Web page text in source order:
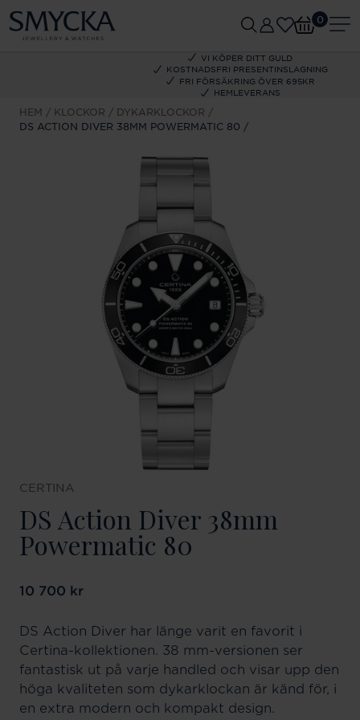
VI KÖPER DITT GULD
KOSTNADSFRI PRESENTINSLAGNING
FRI FÖRSÄKRING ÖVER 695KR
HEMLEVERANS
0
HEM KLOCKOR
DYKARKLOCKOR
DS ACTION DIVER 38MM POWERMATIC 80
CERTINA
DS Action Diver 38mm
Powermatic 80
Pris:10 700 kr
10 700 kr
DS Action Diver har länge varit en favorit i
Certina-kollektionen. 38 mm-versionen ser
fantastisk ut på varje handled och visar upp den
höga kvaliteten som dykarklockan är känd för, i
en extra modern och kompakt design.